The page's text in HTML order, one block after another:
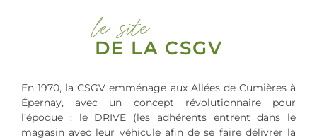
le site
DE LA CSGV
En 1970, la CSGV emménage aux Allées de Cumières à
Épernay, avec un concept révolutionnaire pour
l’époque : le DRIVE (les adhérents entrent dans le
magasin avec leur véhicule afin de se faire délivrer la